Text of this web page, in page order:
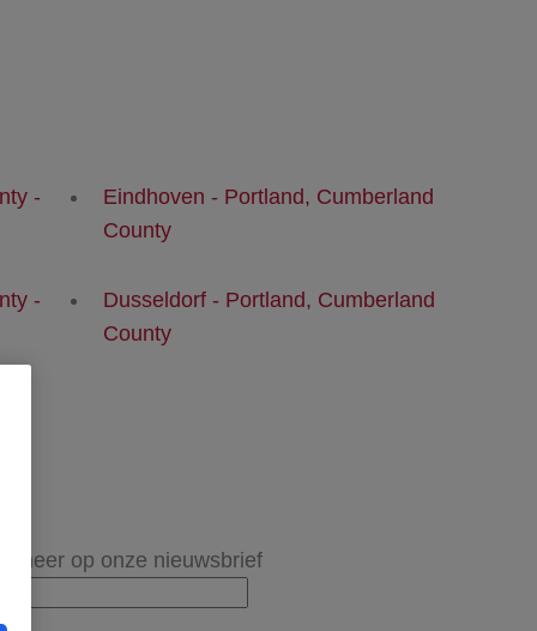
-
Eindhoven - Portland, Cumberland
County
-
Dusseldorf - Portland, Cumberland
County
op onze nieuwsbrief